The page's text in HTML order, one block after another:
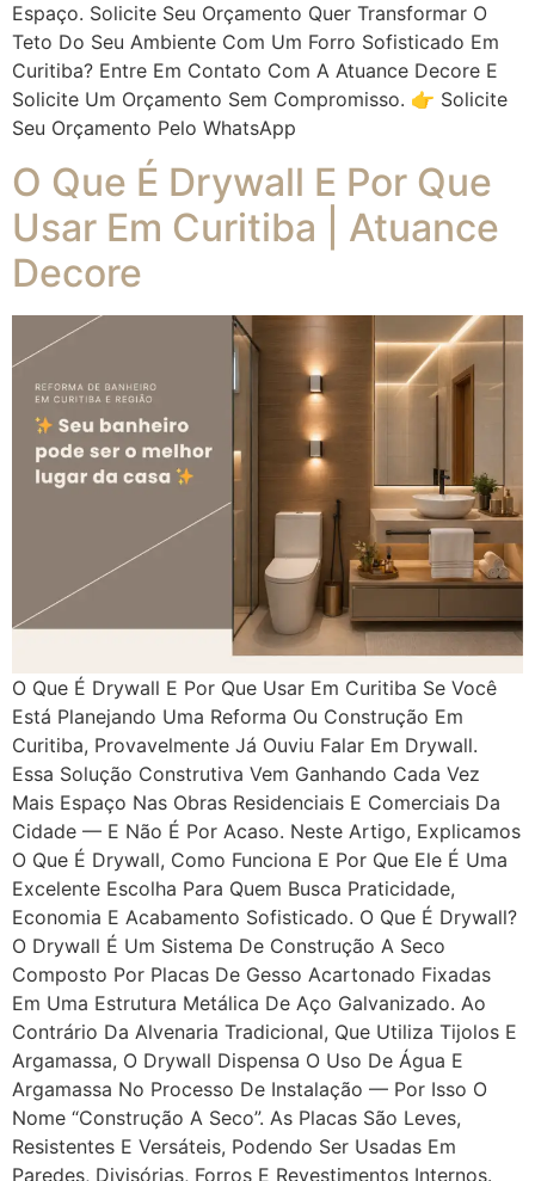
Espaço. Solicite Seu Orçamento Quer Transformar O
Teto Do Seu Ambiente Com Um Forro Sofisticado Em
Curitiba? Entre Em Contato Com A Atuance Decore E
Solicite Um Orçamento Sem Compromisso. 👉 Solicite
Seu Orçamento Pelo WhatsApp
O Que É Drywall E Por Que
Usar Em Curitiba | Atuance
Decore
O Que É Drywall E Por Que Usar Em Curitiba Se Você
Está Planejando Uma Reforma Ou Construção Em
Curitiba, Provavelmente Já Ouviu Falar Em Drywall.
Essa Solução Construtiva Vem Ganhando Cada Vez
Mais Espaço Nas Obras Residenciais E Comerciais Da
Cidade — E Não É Por Acaso. Neste Artigo, Explicamos
O Que É Drywall, Como Funciona E Por Que Ele É Uma
Excelente Escolha Para Quem Busca Praticidade,
Economia E Acabamento Sofisticado. O Que É Drywall?
O Drywall É Um Sistema De Construção A Seco
Composto Por Placas De Gesso Acartonado Fixadas
Em Uma Estrutura Metálica De Aço Galvanizado. Ao
Contrário Da Alvenaria Tradicional, Que Utiliza Tijolos E
Argamassa, O Drywall Dispensa O Uso De Água E
Argamassa No Processo De Instalação — Por Isso O
Nome “construção A Seco”. As Placas São Leves,
Resistentes E Versáteis, Podendo Ser Usadas Em
Paredes, Divisórias, Forros E Revestimentos Internos.